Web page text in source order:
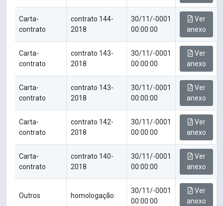
Carta-
contrato
contrato 144-
2018
30/11/-0001
00:00:00
Ver
anexo
Carta-
contrato
contrato 143-
2018
30/11/-0001
00:00:00
Ver
anexo
Carta-
contrato
contrato 143-
2018
30/11/-0001
00:00:00
Ver
anexo
Carta-
contrato
contrato 142-
2018
30/11/-0001
00:00:00
Ver
anexo
Carta-
contrato
contrato 140-
2018
30/11/-0001
00:00:00
Ver
anexo
Outros homologação
30/11/-0001
00:00:00
Ver
anexo